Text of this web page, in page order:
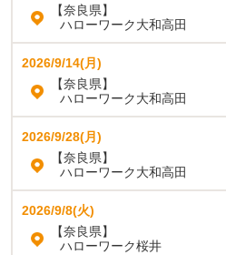
【奈良県】
ハローワーク大和高田
2026/9/14(月)
【奈良県】
ハローワーク大和高田
2026/9/28(月)
【奈良県】
ハローワーク大和高田
2026/9/8(火)
【奈良県】
ハローワーク桜井